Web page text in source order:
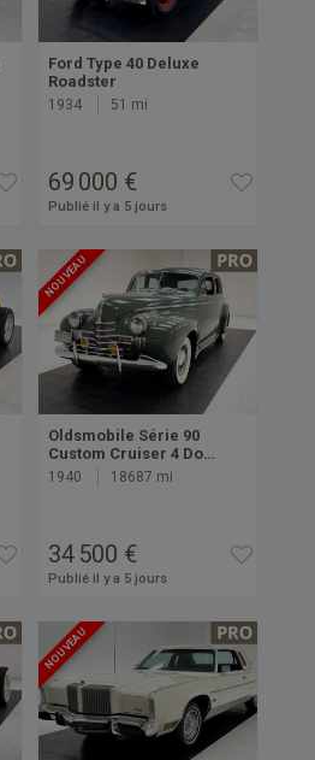
Ford Type 40 Deluxe
Roadster
1934 51 mi
69 000 €
Publié il y a 5 jours
NOUVEAU
Oldsmobile Série 90
Custom Cruiser 4 Do…
1940 18687 mi
34 500 €
Publié il y a 5 jours
NOUVEAU